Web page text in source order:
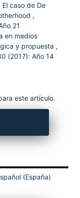
caso de De
,
21
en medios
y propuesta ,
(2017): Año 14
este artículo.
(España)